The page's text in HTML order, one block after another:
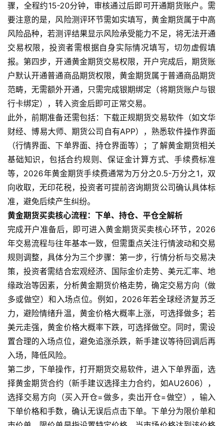
骤，全程约15-20分钟，审核通过后即可开通期货账户。需
要注意的是，风险测评环节需如实填写，黄金期货属于中高
风险品种，若测评结果显示风险承受能力不足，将无法开通
交易权限，投资者需根据自身实际情况填写，切勿虚假填
报。第四步，开通黄金期货交易权限，开户完成后，期货账
户默认开通普通商品期货权限，黄金期货属于普通商品期货
范畴，无需额外开通，只需完成银期绑定（将期货账户与银
行卡绑定），转入资金后即可正常交易。
此外，前期准备还需包括：下载正规期货交易软件（如文华
财经、博易大师、期货公司自有APP），熟悉软件操作界面
（行情界面、下单界面、持仓界面等）；了解黄金期货相关
基础知识，包括合约规则、保证金计算方式、手续费标准
等，2026年黄金期货手续费通常为万分之0.5-万分之1，双
向收取，无印花税，投资者可提前咨询期货公司确认具体标
准，避免后续产生纠纷。
黄金期货买卖核心流程：下单、持仓、平仓全解析
完成开户准备后，即可进入黄金期货买卖核心环节，2026
年交易流程与往年基本一致，但需重点关注行情波动和交易
规则调整，具体分为三个步骤：第一步，行情分析与交易决
策，投资者需结合宏观经济、国际金价走势、美元汇率、地
缘政治等因素，分析黄金期货价格走势，确定交易方向（做
多或做空）和入场点位。例如，2026年若全球经济复苏乏
力，避险情绪升温，黄金价格大概率上涨，可选择做多；若
美元走强，黄金价格大概率下跌，可选择做空。同时，需设
置合理的入场点位，避免追涨杀跌，新手建议等待回调后再
入场，降低风险。
第二步，下单操作，打开期货交易软件，进入下单界面，选
择黄金期货合约（新手建议选择主力合约，如AU2606），
选择交易方向（买入开仓=做多，卖出开仓=做空），输入
下单价格和手数，确认无误后点击下单。下单分为限价单和